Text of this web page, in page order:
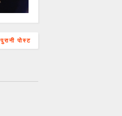
पुरानी पोस्ट